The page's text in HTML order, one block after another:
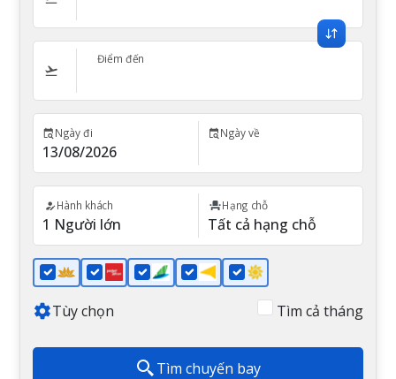
Điểm đến
Ngày đi Ngày về
Hành khách Hạng chỗ
Tùy chọn Tìm cả tháng
Tìm chuyến bay